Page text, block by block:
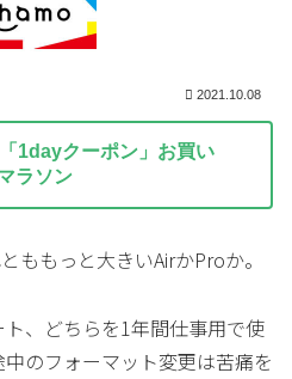
2021.10.08
1dayクーポン」お買い
ラソン
ももっと大きいAirかProか。
、どちらを1年間仕事用で使
のフォーマット変更は苦痛を